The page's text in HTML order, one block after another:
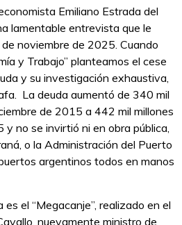
Emiliano Estrada del
lamentable entrevista que le
noviembre de 2025. Cuando
y Trabajo” planteamos el cese
y su investigación exhaustiva,
La deuda aumentó de 340 mil
de 2015 a 442 mil millones
no se invirtió ni en obra pública,
o la Administración del Puerto
argentinos todos en manos
el “Megacanje”, realizado en el
nuevamente ministro de